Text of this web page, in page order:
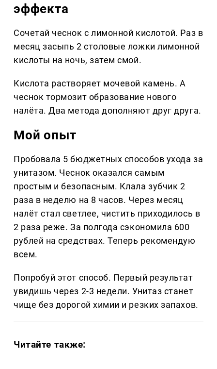
эффекта
Сочетай чеснок с лимонной кислотой. Раз в
месяц засыпь 2 столовые ложки лимонной
кислоты на ночь, затем смой.
Кислота растворяет мочевой камень. А
чеснок тормозит образование нового
налёта. Два метода дополняют друг друга.
Мой опыт
Пробовала 5 бюджетных способов ухода за
унитазом. Чеснок оказался самым
простым и безопасным. Клала зубчик 2
раза в неделю на 8 часов. Через месяц
налёт стал светлее, чистить приходилось в
2 раза реже. За полгода сэкономила 600
рублей на средствах. Теперь рекомендую
всем.
Попробуй этот способ. Первый результат
увидишь через 2-3 недели. Унитаз станет
чище без дорогой химии и резких запахов.
Читайте также: